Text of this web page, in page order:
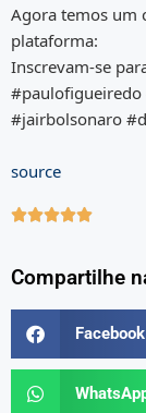
Agora temos um
plataforma:
Inscrevam-se
#jairbolsonaro
source

Compartilhe
Facebook